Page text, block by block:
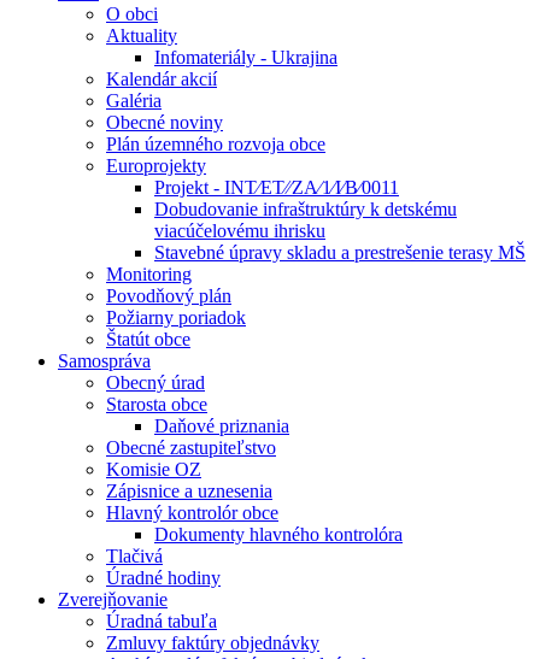
O obci
Aktuality
Infomateriály - Ukrajina
Kalendár akcií
Galéria
Obecné noviny
Plán územného rozvoja obce
Europrojekty
Projekt - INT⁄ET⁄⁄ZA⁄1⁄I⁄B⁄0011
Dobudovanie infraštruktúry k detskému
viacúčelovému ihrisku
Stavebné úpravy skladu a prestrešenie terasy MŠ
Monitoring
Povodňový plán
Požiarny poriadok
Štatút obce
Samospráva
Obecný úrad
Starosta obce
Daňové priznania
Obecné zastupiteľstvo
Komisie OZ
Zápisnice a uznesenia
Hlavný kontrolór obce
Dokumenty hlavného kontrolóra
Tlačivá
Úradné hodiny
Zverejňovanie
Úradná tabuľa
Zmluvy faktúry objednávky